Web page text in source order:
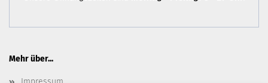
Mehr über...